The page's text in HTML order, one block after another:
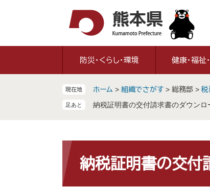
防災・くらし・環境 健康・福祉
現在地 ホーム > 組織でさがす > 総務部 > 税
納税証明書の交付請求書のダウンロ
文
納税証明書の交付